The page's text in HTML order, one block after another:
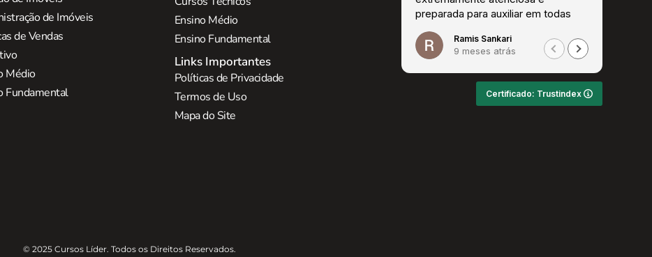
de Imóveis
de Vendas
Médio
Fundamental
Ensino Médio
Ensino Fundamental
Links Importantes
Políticas de Privacidade
Termos de Uso
Mapa do Site
preparada para auxiliar em todas
as questões. Recomendo!
Ramis Sankari
9 meses atrás
Certificado: Trustindex
© 2025 Cursos Líder. Todos os Direitos Reservados.